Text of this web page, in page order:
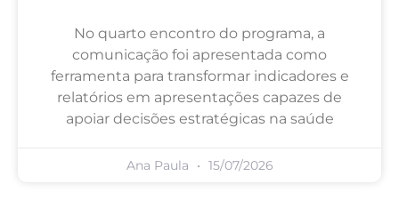
No quarto encontro do programa, a
comunicação foi apresentada como
ferramenta para transformar indicadores e
relatórios em apresentações capazes de
apoiar decisões estratégicas na saúde
Ana Paula 15/07/2026